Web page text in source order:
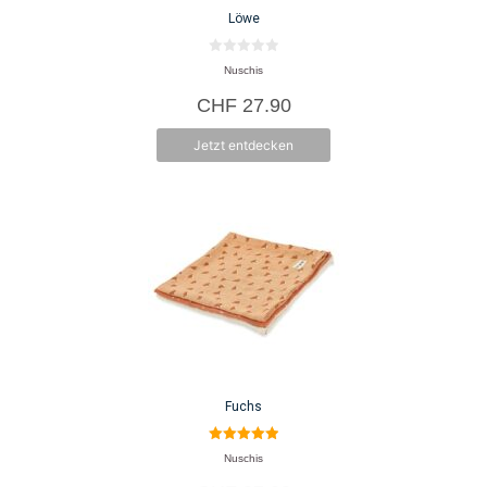
Löwe
n
5
Nuschis
CHF27.90
Jetzt entdecken
Fuchs
5.00
von 5
Nuschis